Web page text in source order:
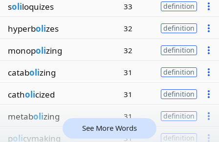
soliloquizes 33 definition
hyperbolizes 32 definition
monopolizing 32 definition
catabolizing 31 definition
catholicized 31 definition
metabolizing 31 definition
policymaking 31 definition
See More Words